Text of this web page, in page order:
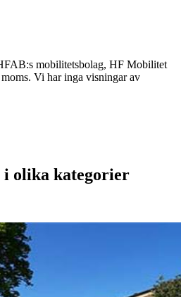
:s mobilitetsbolag, HF Mobilitet
Vi har inga visningar av
olika kategorier